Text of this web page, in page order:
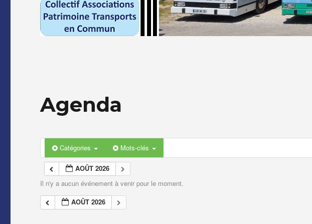
Agenda
Catégories Mots-clés
AOÛT 2026
Il n'y a aucun événement à venir pour le moment.
AOÛT 2026